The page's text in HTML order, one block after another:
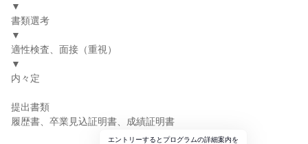
▼
書類選考
▼
適性検査、面接（重視）
▼
内々定
提出書類
履歴書、卒業見込証明書、成績証明書
エントリーするとプログラムの詳細案内を